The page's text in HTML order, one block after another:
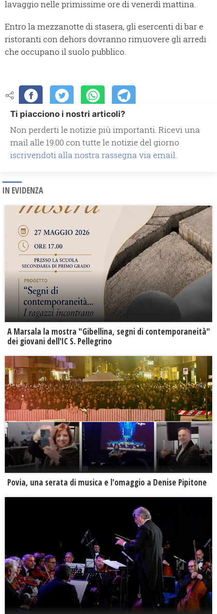
lavaggio nelle primissime ore di venerdì mattina.
Entro la mezzanotte di stasera, gli esercenti di bar e
ristoranti con dehors dovranno rimuovere gli arredi
che occupano il suolo pubblico.
Ti piacciono i nostri articoli?
Non perderti le notizie più importanti. Ricevi una
mail alle 19.00 con tutte le notizie del giorno
iscrivendoti alla nostra rassegna via email.
IN EVIDENZA
A Marsala la mostra "Gibellina, segni di contemporaneità"
dei giovani dell'IC S. Pellegrino
Povia, una serata di musica e l'omaggio a Denise Pipitone